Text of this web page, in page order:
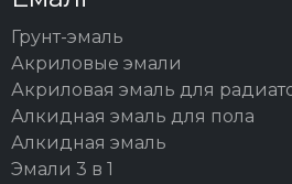
Грунт-эмаль
Акриловые эмали
Акриловая эмаль для
Алкидная эмаль для пола
Алкидная эмаль
Эмали 3 в 1